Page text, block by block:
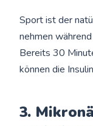
Sport ist der
nehmen
Bereits 30
können die
3.